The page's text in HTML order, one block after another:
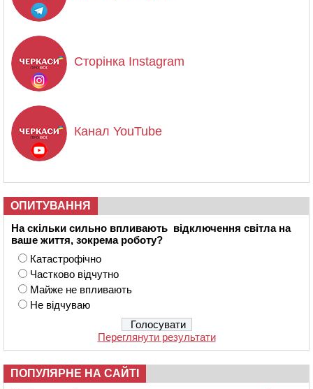
Сторінка Instagram
Канал YouTube
ОПИТУВАННЯ
На скільки сильно впливають відключення світла на
ваше життя, зокрема роботу?
Катастрофічно
Частково відчутно
Майже не впливають
Не відчуваю
Переглянути результати
ПОПУЛЯРНЕ НА САЙТІ